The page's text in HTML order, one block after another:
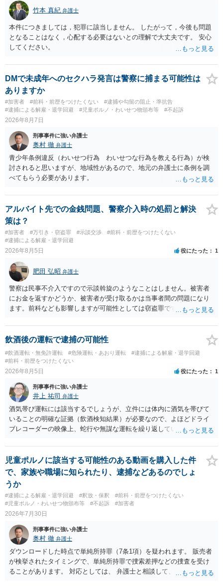
竹本 真紀 弁護士
本件につきましては，犯罪に該当しません。 したがって，今後も問題
となることはなく，心配する必要はないとの理解で大丈夫です。 安心
してください。
DMで未成年へのセクハラ発言は警察に捕まる可能性は
ありますか
#加害者 #前科・前歴をつけたくない
#逮捕や勾留の阻止・準抗告
#逮捕による解雇・退学回避
#児童ポルノ・わいせつ物頒布等 #不起訴
2026年8月7日
刑事事件に強い弁護士
奥村 徹 弁護士
青少年条例違反（わいせつ行為 わいせつな行為を教える行為）が検
討されると思いますが、地域性があるので、地元の弁護士に条例を調
べてもらう必要があります。
アルバイト先での金銭問題、警察介入時の処罰と解決
策は？
#加害者 #万引き・窃盗罪 #示談交渉
#前科・前歴をつけたくない
#逮捕による解雇・退学回避
2026年8月5日 役にたった 1
肥田 弘昭 弁護士
警察は民事不介入ですので示談斡旋のようなことはしません。被害者
にお金を返すかどうか、被害者が受け取るかは当事者間の問題になり
ます。前科なども影響しますが可能性としては窃盗罪ですので、逮捕
飲酒後の運転で逮捕の可能性
#飲酒運転・無免許運転 #危険運転・あおり運転
#逮捕による解雇・退学回避
#前科・前歴をつけたくない
2026年8月5日 役にたった 1
刑事事件に強い弁護士
井上 祐司 弁護士
酒気帯び運転には該当するでしょうが、立件には体内に酒気を帯びて
いることの明確な証拠（飲酒検知結果）が必要なので、よほどドライ
ブレコーダーの映像上、蛇行や無謀な運転を繰り返している等の映像
児童ポルノに該当する可能性のある動画を購入した件
で、家族や職場に知られたり、逮捕などあるのでしょ
うか
#逮捕による解雇・退学回避 #釈放・保釈
#前科・前歴をつけたくない
#児童ポルノ・わいせつ物頒布等
#不起訴 #加害者
2026年7月30日
刑事事件に強い弁護士
奥村 徹 弁護士
ダウンロードした時点で単純所持罪（7条1項）を疑われます。 販売者
が検挙されたタイミングで、単純所持罪で捜索差押などの捜査を受け
ることがあります。 対応としては、 弁護士と相談して、 児童ポルノ